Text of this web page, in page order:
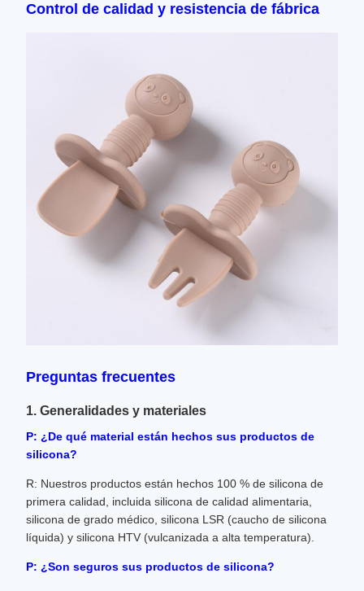
Control de calidad y resistencia de fábrica
Preguntas frecuentes
1. Generalidades y materiales
P: ¿De qué material están hechos sus productos de
silicona?
R: Nuestros productos están hechos 100 % de silicona de
primera calidad, incluida silicona de calidad alimentaria,
silicona de grado médico, silicona LSR (caucho de silicona
líquida) y silicona HTV (vulcanizada a alta temperatura).
P: ¿Son seguros sus productos de silicona?